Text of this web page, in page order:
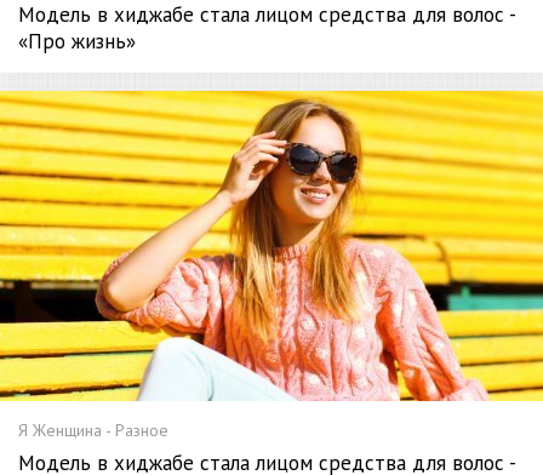
Модель в хиджабе стала лицом средства для волос -
«Про жизнь»
Я Женщина - Разное
Модель в хиджабе стала лицом средства для волос -